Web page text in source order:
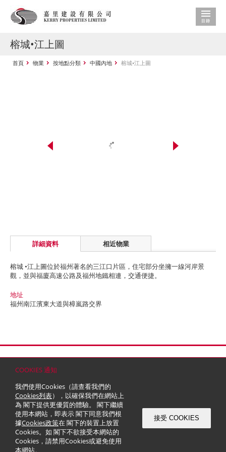
COOKIES 通知
我們使用Cookies（請查看我們的
Cookies列表），以確保我們在網站上
為 閣下提供更優質的體驗。 閣下繼續
使用本網站，即表示 閣下同意我們根
據Cookies政策在 閣下的裝置上放置
Cookies。如 閣下不欲接受本網站的
Cookies，請禁用Cookies或避免使用
本網站。
接受 COOKIES
榕城•江上圖
首頁 物業 按地點分類 中國內地 榕城•江上圖
詳細資料 相近物業
榕城 •江上圖位於福州著名的三江口片區，住宅部分坐擁一線河岸景
觀，並與福廈高速公路及福州地鐵相連，交通便捷。
地址
福州南江濱東大道與樟嵐路交界
© 2026 嘉里建設有限公司 (於百慕達註冊成立之有限公司)